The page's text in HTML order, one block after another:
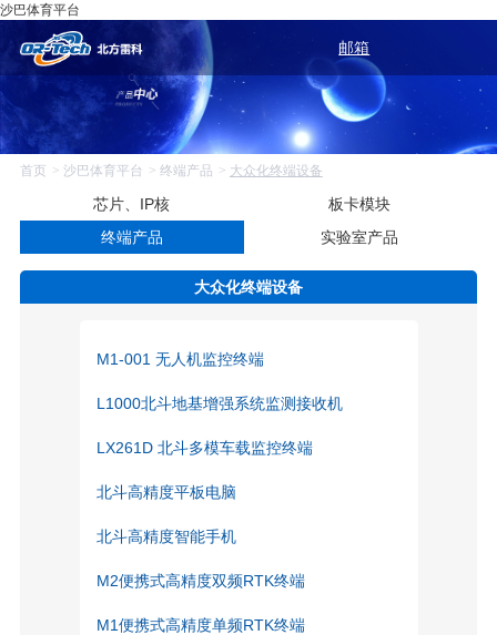
沙巴体育平台
邮箱
首页 沙巴体育平台 终端产品 大众化终端设备
芯片、IP核
板卡模块
终端产品
实验室产品
大众化终端设备
M1-001 无人机监控终端
L1000北斗地基增强系统监测接收机
LX261D 北斗多模车载监控终端
北斗高精度平板电脑
北斗高精度智能手机
M2便携式高精度双频RTK终端
M1便携式高精度单频RTK终端